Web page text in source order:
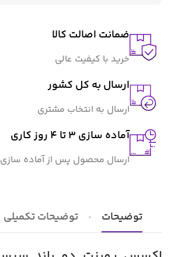
ضمانت اصالت کالا
خرید با کیفیت عالی
ارسال به کل کشور
ارسال به انتخاب مشتری
آماده سازی ۳ تا ۴ روز کاری
ارسال محصول پس از آماده سازی
توضیحات توضیحات تکمیلی